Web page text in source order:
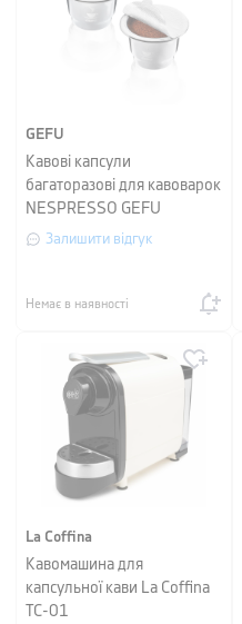
GEFU
Кавові капсули
багаторазові для кавоварок
NESPRESSO GEFU
CONSCIO, 2 штуки
Залишити відгук
Немає в наявності
La Coffina
Кавомашина для
капсульної кави La Coffina
ТС-01